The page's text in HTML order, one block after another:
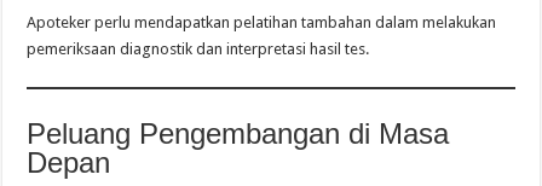
Apoteker perlu mendapatkan pelatihan tambahan dalam melakukan
pemeriksaan diagnostik dan interpretasi hasil tes.
Peluang Pengembangan di Masa
Depan